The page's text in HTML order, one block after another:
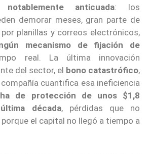
anticuada: los
demorar meses, gran parte de
planillas y correos electrónicos,
mecanismo de fijación de
real. La última innovación
del sector, el bono catastrófico,
compañía cuantifica esa ineficiencia
de protección de unos $1,8
década, pérdidas que no
el capital no llegó a tiempo a